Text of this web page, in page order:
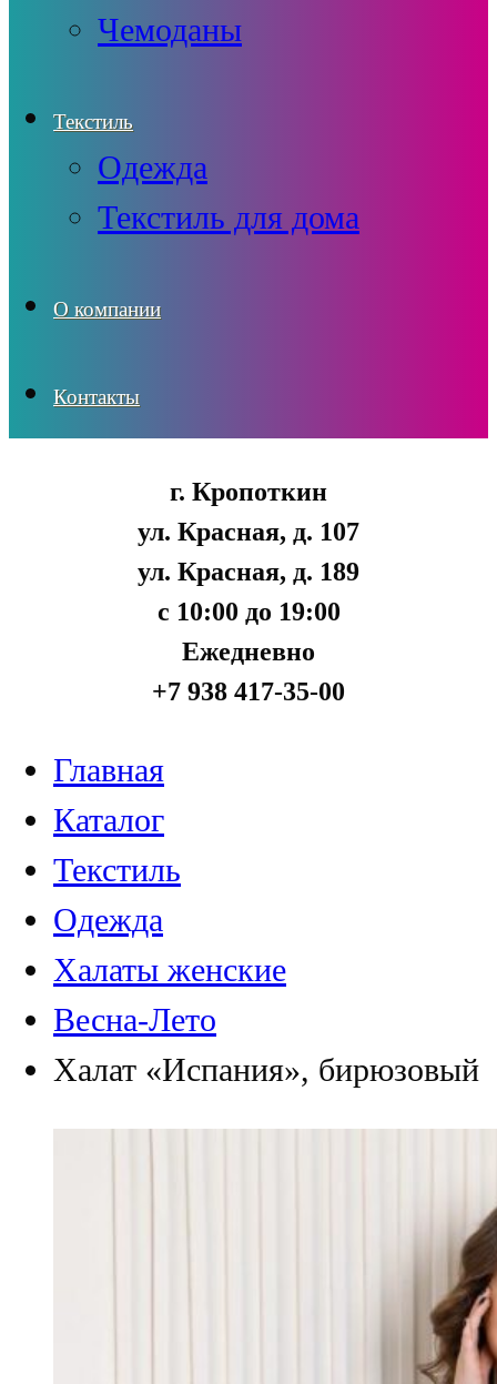
Чемоданы
Текстиль
Одежда
Текстиль для дома
О компании
Контакты
г. Кропоткин
ул. Красная, д. 107
ул. Красная, д. 189
с 10:00 до 19:00
Ежедневно
+7 938 417-35-00
Главная
Каталог
Текстиль
Одежда
Халаты женские
Весна-Лето
Халат «Испания», бирюзовый